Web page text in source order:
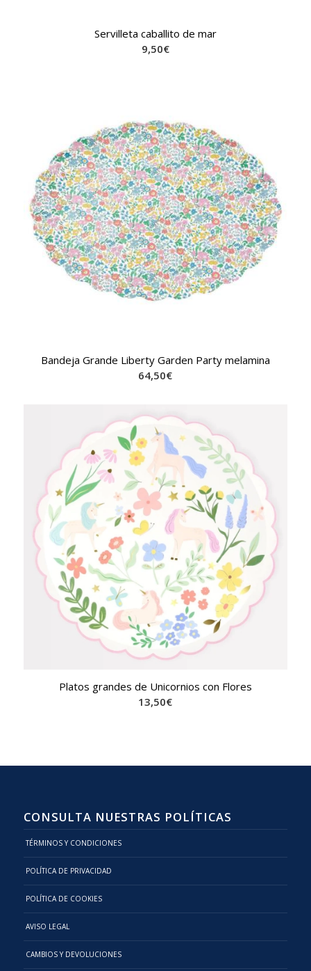
Servilleta caballito de mar
9,50€
Bandeja Grande Liberty Garden Party melamina
64,50€
Platos grandes de Unicornios con Flores
13,50€
CONSULTA NUESTRAS POLÍTICAS
TÉRMINOS Y CONDICIONES
POLÍTICA DE PRIVACIDAD
POLÍTICA DE COOKIES
AVISO LEGAL
CAMBIOS Y DEVOLUCIONES